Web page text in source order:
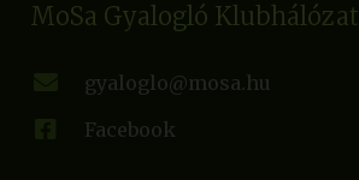
MoSa Gyalogló Klubhálózat
gyaloglo@mosa.hu
Facebook